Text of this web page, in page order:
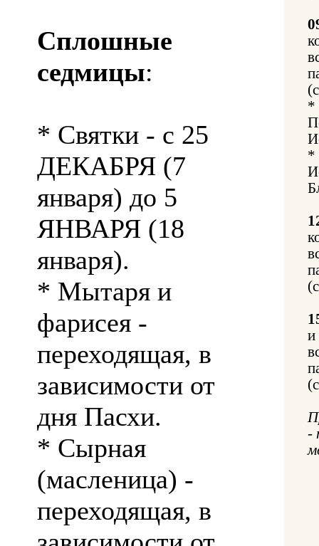
Сплошные
седмицы:
* Святки - с 25
ДЕКАБРЯ (7
января) до 5
ЯНВАРЯ (18
января).
* Мытаря и
фарисея -
переходящая, в
зависимости от
дня Пасхи.
* Сырная
(масленица) -
переходящая, в
*
*
и
-